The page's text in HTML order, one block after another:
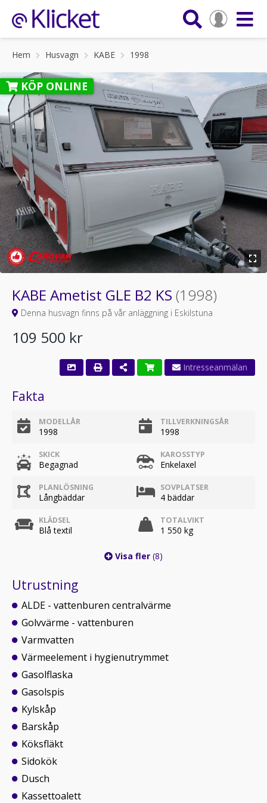
Hem Husvagn KABE 1998
KÖP ONLINE
KABE Ametist GLE B2 KS (1998)
Denna husvagn finns på vår anläggning i Eskilstuna
109 500 kr
Fakta
MODELLÅR
1998
TILLVERKNINGSÅR
1998
SKICK
Begagnad
KAROSSTYP
Enkelaxel
PLANLÖSNING
Långbäddar
SOVPLATSER
4 bäddar
KLÄDSEL
Blå textil
TOTALVIKT
1 550 kg
Visa fler (8)
Utrustning
ALDE - vattenburen centralvärme
Golvvärme - vattenburen
Varmvatten
Värmeelement i hygienutrymmet
Gasolflaska
Gasolspis
Kylskåp
Barskåp
Köksfläkt
Sidokök
Dusch
Kassettoalett